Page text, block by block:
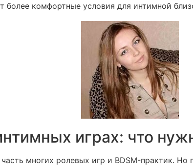
более комфортные условия для интимной
играх: что
многих ролевых игр и BDSM-практик. Но